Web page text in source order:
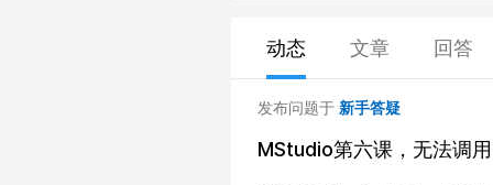
动态 文章 回答
发布问题于 新手答疑
MStudio第六课，无法调